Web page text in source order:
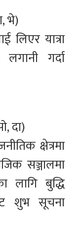
भे)
लिएर यात्रा
गर्दा
दा)
क्षेत्रमा
सञ्जालमा
लागि बुद्धि
शुभ सूचना